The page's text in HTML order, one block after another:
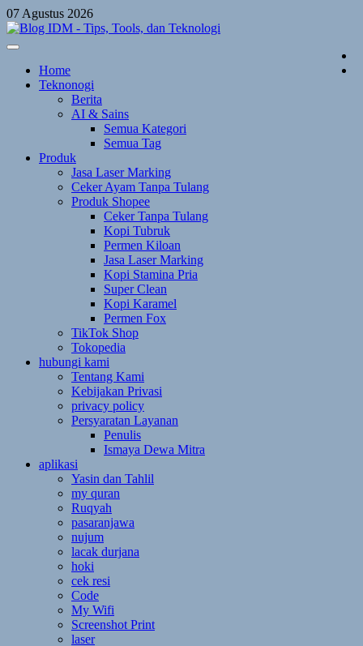
Skip
to
content
07 Agustus 2026
Home
Teknonogi
Berita
AI & Sains
Semua Kategori
Semua Tag
Produk
Jasa Laser Marking
Ceker Ayam Tanpa Tulang
Produk Shopee
Ceker Tanpa Tulang
Kopi Tubruk
Permen Kiloan
Jasa Laser Marking
Kopi Stamina Pria
Super Clean
Kopi Karamel
Permen Fox
TikTok Shop
Tokopedia
hubungi kami
Tentang Kami
Kebijakan Privasi
privacy policy
Persyaratan Layanan
Penulis
Ismaya Dewa Mitra
aplikasi
Yasin dan Tahlil
my quran
Ruqyah
pasaranjawa
nujum
lacak durjana
hoki
cek resi
Code
My Wifi
Screenshot Print
laser